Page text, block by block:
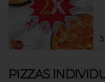
PIZZAS